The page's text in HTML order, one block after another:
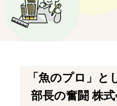
「魚のプロ」
部長の奮闘 株